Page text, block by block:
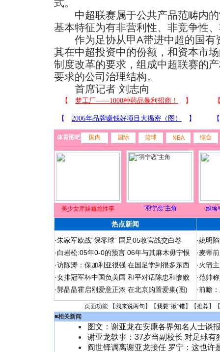
式。
中超联赛属于公共产品范畴内的
基本特征为有非营利性、非竞争性
作为足协从甲A带进中超的国有
其在中超投资中的份额，和资本市
制度改革的要求，组成中超联赛的
要求的公司治理结构。
首席记者 刘志向
体育图吧 国内 国际 篮球 NBA 综合
美少女库娃尴尬性事 “羽宁恋”主角 维埃
热点新闻
·朱家军欧战“保零球” 国足05收官战交白卷
·白岩松:05年0-0的预言 06年与其麻木毋宁恨
·访陈涛：保加利亚很强 在国足学到很多东西
·女排冠军杯中国负美国 和平对话陈忠和惨败
·郭晶晶霍启刚爱意正浓 在北京购置爱巢(图)
·姚明
·麦蒂
·火箭
·范帅
·前瞻
页面功能 【我来说两句 】【我要“揪”错】【推荐】
■相关新闻
图文：谢亚龙在安康各界知名人士谈
谢亚龙轶事：37岁当副校长 对足球有
阎世铎调离谢亚龙接任 罗宁：这也许